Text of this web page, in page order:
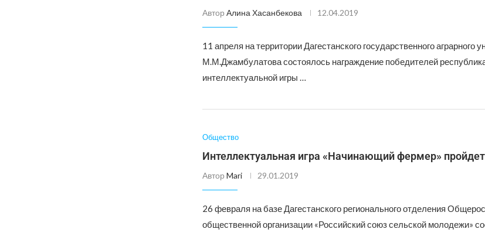
Автор Алина Хасанбекова 12.04.2019
11 апреля на территории Дагестанского государственного аграрного
М.М.Джамбулатова состоялось награждение победителей
интеллектуальной игры …
Общество
Интеллектуальная игра «Начинающий фермер»
Автор Mari 29.01.2019
26 февраля на базе Дагестанского регионального отделения
общественной организации «Российский союз сельской молодежи»